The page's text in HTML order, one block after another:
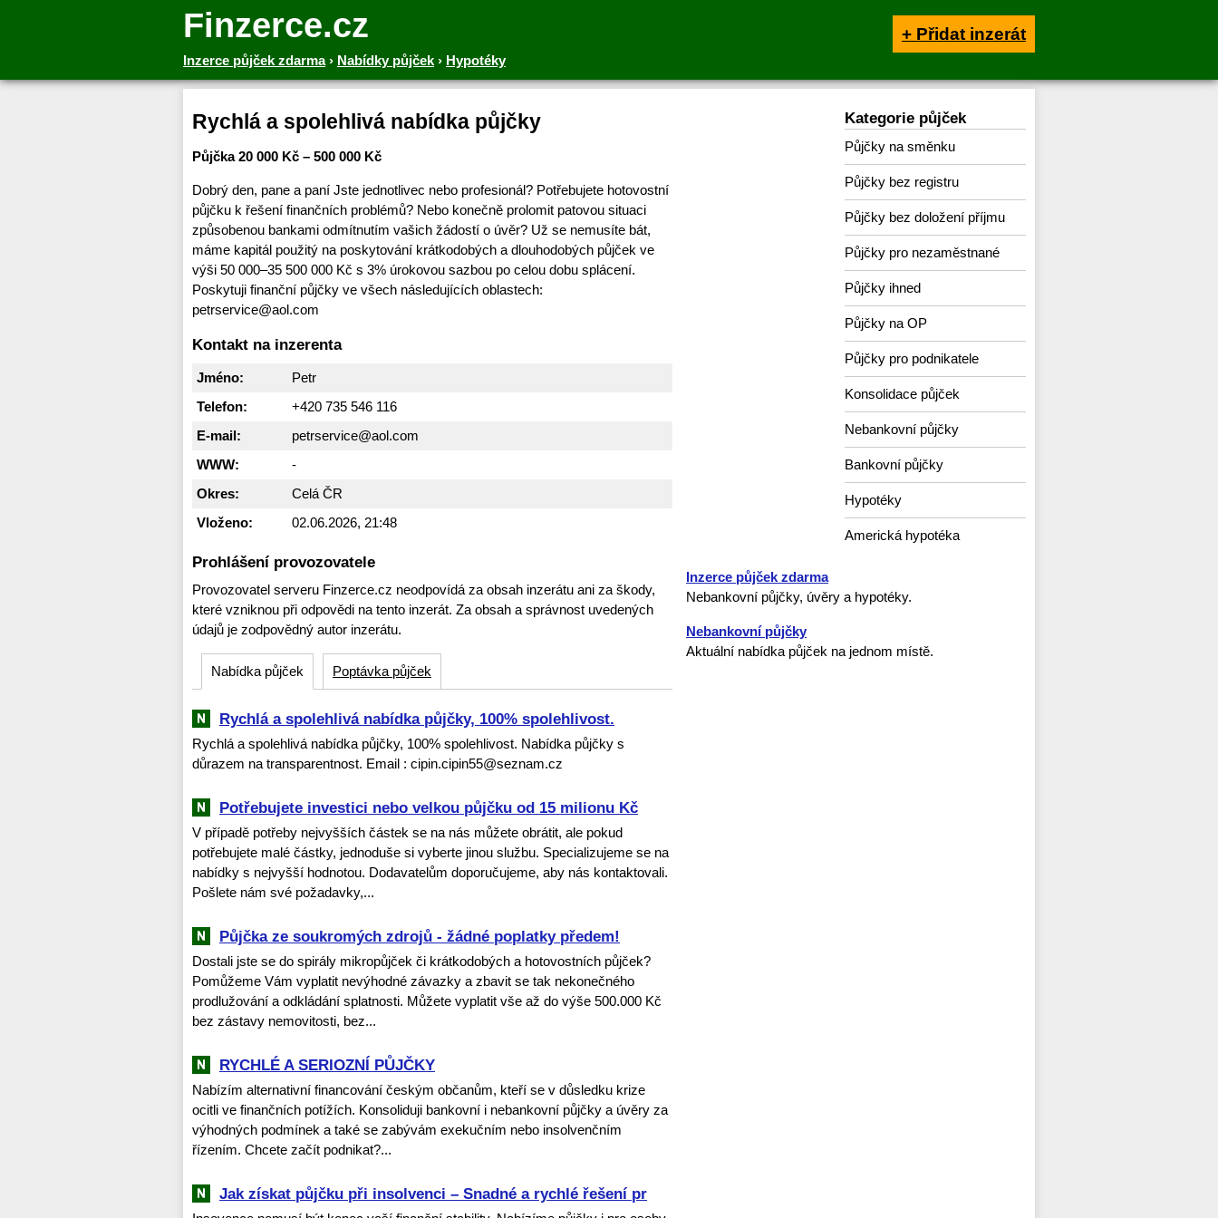
Finzerce.cz
Inzerce půjček zdarma› Nabídky půjček › Hypotéky
+ Přidat inzerát
‎Rychlá a spolehlivá nabídka půjčky
Půjčka 20 000 Kč – 500 000 Kč
Dobrý den, pane a paní Jste jednotlivec nebo profesionál? Potřebujete hotovostní
půjčku k řešení finančních problémů? Nebo konečně prolomit patovou situaci
způsobenou bankami odmítnutím vašich žádostí o úvěr? Už se nemusíte bát,
máme kapitál použitý na poskytování krátkodobých a dlouhodobých půjček ve
výši 50 000–35 500 000 Kč s 3% úrokovou sazbou po celou dobu splácení.
Poskytuji finanční půjčky ve všech následujících oblastech:
petrservice@aol.com
Kontakt na inzerenta
Jméno:
Petr
Telefon:
+420 735 546 116
E-mail:
petrservice@aol.com
WWW:
-
Okres:
Celá ČR
Vloženo:
02.06.2026, 21:48
Prohlášení provozovatele
Provozovatel serveru Finzerce.cz neodpovídá za obsah inzerátu ani za škody,
které vzniknou při odpovědi na tento inzerát. Za obsah a správnost uvedených
údajů je zodpovědný autor inzerátu.
Nabídka půjček Poptávka půjček
Rychlá a spolehlivá nabídka půjčky, 100% spolehlivost.
Rychlá a spolehlivá nabídka půjčky, 100% spolehlivost. Nabídka půjčky s
důrazem na transparentnost. Email : cipin.cipin55@seznam.cz
Potřebujete investici nebo velkou půjčku od 15 milionu Kč
V případě potřeby nejvyšších částek se na nás můžete obrátit, ale pokud
potřebujete malé částky, jednoduše si vyberte jinou službu. Specializujeme se na
nabídky s nejvyšší hodnotou. Dodavatelům doporučujeme, aby nás kontaktovali.
Pošlete nám své požadavky,...
Půjčka ze soukromých zdrojů - žádné poplatky předem!
Dostali jste se do spirály mikropůjček či krátkodobých a hotovostních půjček?
Pomůžeme Vám vyplatit nevýhodné závazky a zbavit se tak nekonečného
prodlužování a odkládání splatnosti. Můžete vyplatit vše až do výše 500.000 Kč
bez zástavy nemovitosti, bez...
RYCHLÉ A SERIOZNÍ PŮJČKY
Nabízím alternativní financování českým občanům, kteří se v důsledku krize
ocitli ve finančních potížích. Konsoliduji bankovní i nebankovní půjčky a úvěry za
výhodných podmínek a také se zabývám exekučním nebo insolvenčním
řízením. Chcete začít podnikat?...
Jak získat půjčku při insolvenci – Snadné a rychlé řešení pr
Kategorie půjček
Půjčky na směnku
Půjčky bez registru
Půjčky bez doložení příjmu
Půjčky pro nezaměstnané
Půjčky ihned
Půjčky na OP
Půjčky pro podnikatele
Konsolidace půjček
Nebankovní půjčky
Bankovní půjčky
Hypotéky
Americká hypotéka
Inzerce půjček zdarma
Nebankovní půjčky, úvěry a hypotéky.
Nebankovní půjčky
Aktuální nabídka půjček na jednom místě.